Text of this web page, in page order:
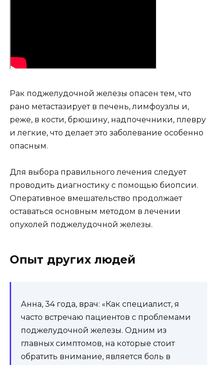
Рак поджелудочной железы опасен тем, что
рано метастазирует в печень, лимфоузлы и,
реже, в кости, брюшину, надпочечники, плевру
и легкие, что делает это заболевание особенно
опасным.
Для выбора правильного лечения следует
проводить диагностику с помощью биопсии.
Оперативное вмешательство продолжает
оставаться основным методом в лечении
опухолей поджелудочной железы.
Опыт других людей
Анна, 34 года, врач: «Как специалист, я
часто встречаю пациентов с проблемами
поджелудочной железы. Одним из
главных симптомов, на которые стоит
обратить внимание, является боль в